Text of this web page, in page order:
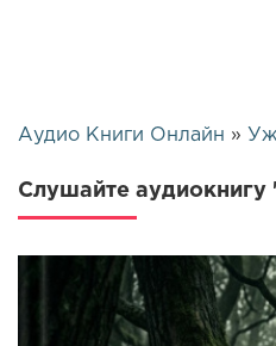
Аудио Книги Онлайн »
Слушайте